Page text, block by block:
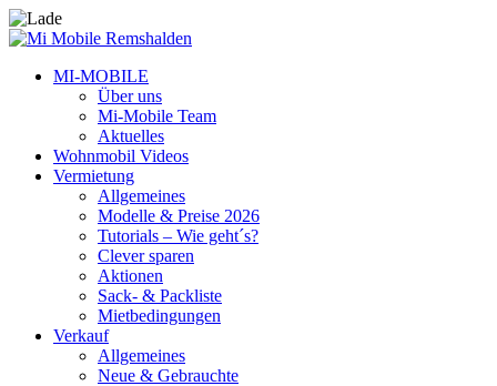
MI-MOBILE
Über uns
Mi-Mobile Team
Aktuelles
Wohnmobil Videos
Vermietung
Allgemeines
Modelle & Preise 2026
Tutorials – Wie geht´s?
Clever sparen
Aktionen
Sack- & Packliste
Mietbedingungen
Verkauf
Allgemeines
Neue & Gebrauchte